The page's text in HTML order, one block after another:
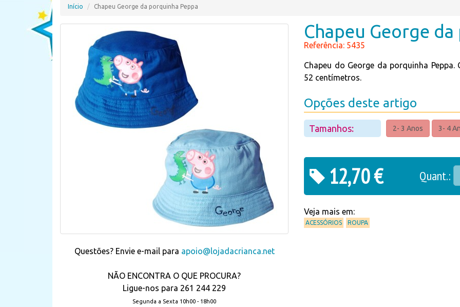
Início Chapeu George da porquinha Peppa
Questões? Envie e-mail para apoio@lojadacrianca.net
NÃO ENCONTRA O QUE PROCURA?
Ligue-nos para 261 244 229
Segunda a Sexta 10h00 - 18h00
Chapeu George
Referência: 5435
Chapeu do George da porquinha
52 centímetros.
Opções deste artigo
Tamanhos: 2- 3 Anos 3- 4
12,70 € Quant.:
Veja mais em:
ACESSÓRIOS ROUPA